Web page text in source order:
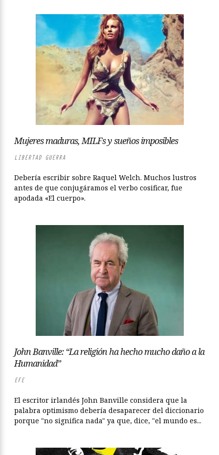
Mujeres maduras, MILFs y sueños imposibles
LIBERTAD GUERRA
Debería escribir sobre Raquel Welch. Muchos lustros
antes de que conjugáramos el verbo cosificar, fue
apodada «El cuerpo».
John Banville: “La religión ha hecho mucho daño a la
Humanidad”
EFE
El escritor irlandés John Banville considera que la
palabra optimismo debería desaparecer del diccionario
porque "no significa nada" ya que, dice, "el mundo es...